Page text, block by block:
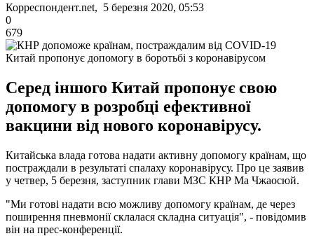
Корреспондент.net, 5 березня 2020, 05:53
0
679
Китай пропонує допомогу в боротьбі з коронавірусом
Серед іншого Китай пропонує свою
допомогу в розробці ефективної
вакцини від нового коронавірусу.
Китайська влада готова надати активну допомогу країнам, що
постраждали в результаті спалаху коронавірусу. Про це заявив
у четвер, 5 березня, заступник глави МЗС КНР Ма Чжаосюй.
"Ми готові надати всю можливу допомогу країнам, де через
поширення пневмонії склалася складна ситуація", - повідомив
він на прес-конференції.